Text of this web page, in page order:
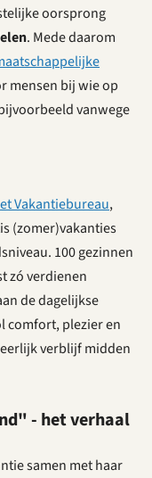
oorsprong
. Mede daarom
mensen bij wie op
vanwege
Vakantiebureau,
(zomer)vakanties
100 gezinnen
zó verdienen
de dagelijkse
comfort, plezier en
verblijf midden
- het verhaal
samen met haar